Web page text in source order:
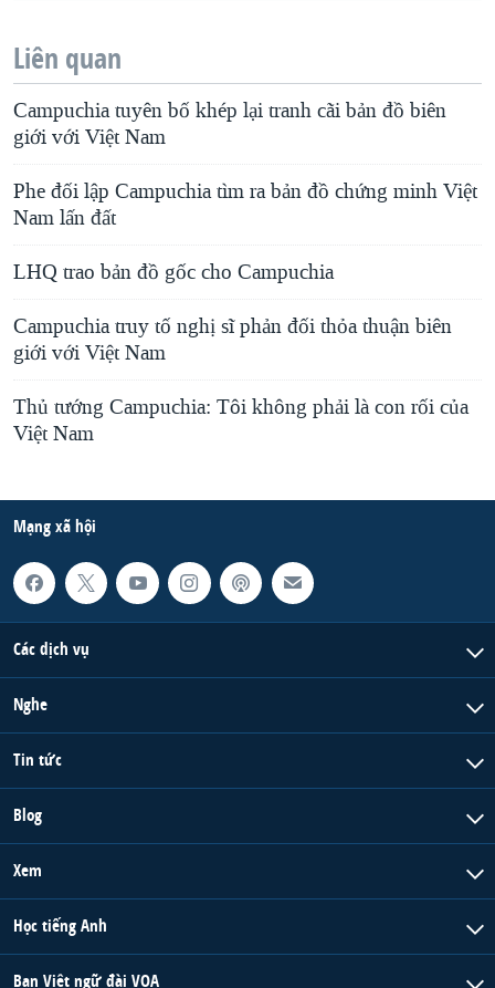
Liên quan
Campuchia tuyên bố khép lại tranh cãi bản đồ biên
giới với Việt Nam
Phe đối lập Campuchia tìm ra bản đồ chứng minh Việt
Nam lấn đất
LHQ trao bản đồ gốc cho Campuchia
Campuchia truy tố nghị sĩ phản đối thỏa thuận biên
giới với Việt Nam
Thủ tướng Campuchia: Tôi không phải là con rối của
Việt Nam
Mạng xã hội
Các dịch vụ
Nghe
Tin tức
Blog
Xem
Học tiếng Anh
Ban Việt ngữ đài VOA